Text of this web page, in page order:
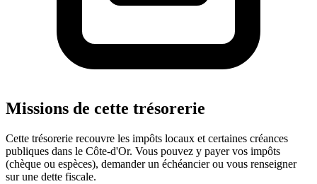
Missions de cette trésorerie
Cette trésorerie recouvre les impôts locaux et certaines créances
publiques dans le Côte-d'Or. Vous pouvez y payer vos impôts
(chèque ou espèces), demander un échéancier ou vous renseigner
sur une dette fiscale.